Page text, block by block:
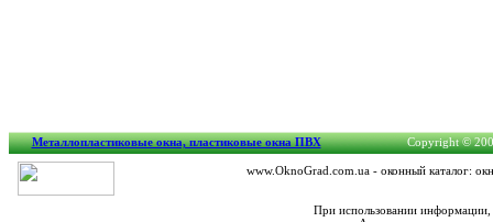
Металлопластиковые окна, пластиковые окна ПВХ Copyright ©
www.OknoGrad.com.ua - оконный каталог:
При использовании информации,